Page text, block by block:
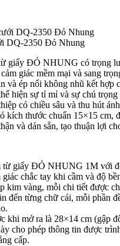
DQ-2350 Đỏ Nhung
giấy ĐỎ NHUNG có trọng
giác mềm mại và sang
và ép nổi không nhũ kết hợp
hiện sự tỉ mỉ và sự chú
có chiều sâu và thu hút
kích thước chuẩn 15×15 cm,
và dán sẵn, tạo thuận lợi
từ giấy ĐỎ NHUNG 1M với
giác chắc tay khi cầm và độ
kim vàng, mỗi chi tiết được
đến từng chữ cái, mỗi phần
khi mở ra là 28×14 cm (gập
cho phép thông tin được
cấp.